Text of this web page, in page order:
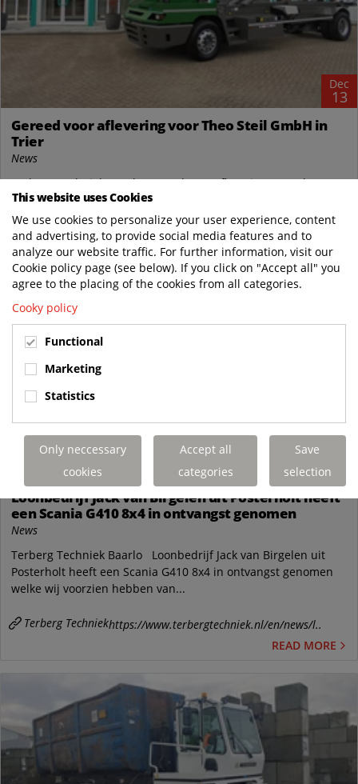
Dec
13
Gereed voor aflevering voor Theo Steil GmbH in
Trier
News
Terberg Techniek Baarlo Gereed voor aflevering voor Theo
Steil GmbH in Trier, de eerste van twee stuks Terberg YT 182
4x2 Container Carriers voorzien...
Terberg Techniekhttps://www.terbergtechniek.nl/en/news/g..
READ MORE
Loonbedrijf Jack van Birgelen uit Posterholt heeft
een Scania G410 8x4 in ontvangst genomen
News
Terberg Techniek Baarlo Loonbedrijf Jack van Birgelen uit
Posterholt heeft een Scania G410 8x4 in ontvangst genomen
welke wij voorzien hebben van...
Terberg Techniekhttps://www.terbergtechniek.nl/en/news/l..
READ MORE
This website uses Cookies
We use cookies to personalize your user experience, content
and advertising, to provide social media features and to
analyze our website traffic. For further information, visit our
Cookie policy page (see below). If you click on "Accept all" you
agree to the placing of the cookies from all categories.
Cooky policy
Functional
Marketing
Statistics
Only neccessary
cookies
Accept all
categories
Save
selection